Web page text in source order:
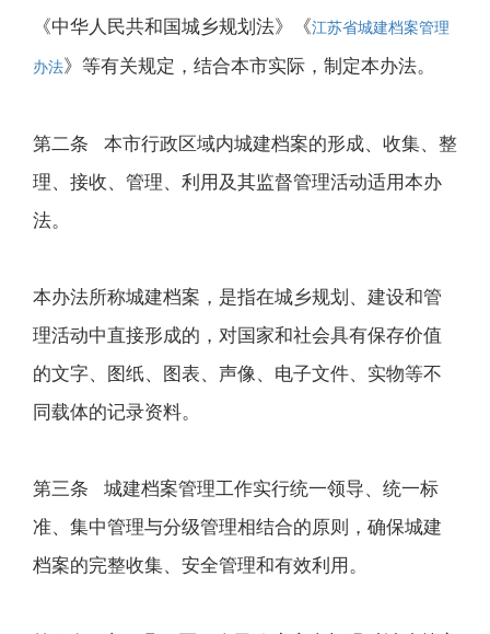
《中华人民共和国城乡规划法》《江苏省城建档案管理
办法》等有关规定，结合本市实际，制定本办法。
第二条 本市行政区域内城建档案的形成、收集、整
理、接收、管理、利用及其监督管理活动适用本办
法。
本办法所称城建档案，是指在城乡规划、建设和管
理活动中直接形成的，对国家和社会具有保存价值
的文字、图纸、图表、声像、电子文件、实物等不
同载体的记录资料。
第三条 城建档案管理工作实行统一领导、统一标
准、集中管理与分级管理相结合的原则，确保城建
档案的完整收集、安全管理和有效利用。